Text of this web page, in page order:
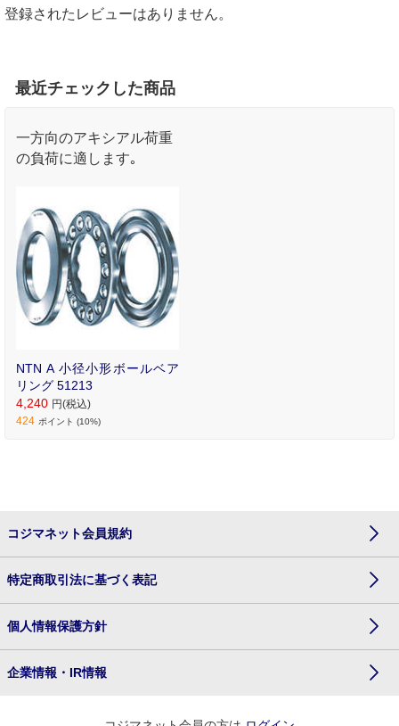
登録されたレビューはありません。
最近チェックした商品
一方向のアキシアル荷重
の負荷に適します｡
NTN A 小径小形ボールベア
リング 51213
4,240 円(税込)
424 ポイント (10%)
コジマネット会員規約
特定商取引法に基づく表記
個人情報保護方針
企業情報・IR情報